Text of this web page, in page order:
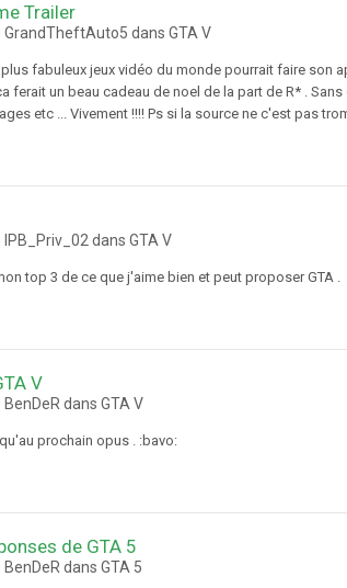
Trailer
GrandTheftAuto5 dans GTA V
fabuleux jeux vidéo du monde pourrait faire son
ferait un beau cadeau de noel de la part de R* .
etc ... Vivement !!!! Ps si la source ne c'est pas
dans GTA V
top 3 de ce que j'aime bien et peut proposer GTA .
V
dans GTA V
prochain opus . :bavo:
de GTA 5
dans GTA 5